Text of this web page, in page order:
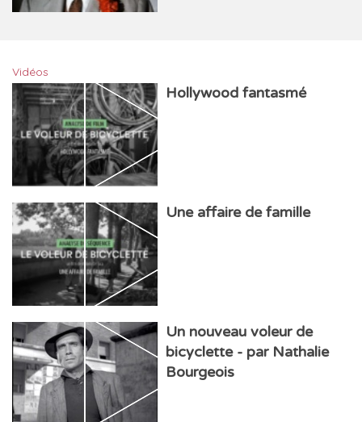
Vidéos
Hollywood fantasmé
Une affaire de famille
Un nouveau voleur de
bicyclette - par Nathalie
Bourgeois